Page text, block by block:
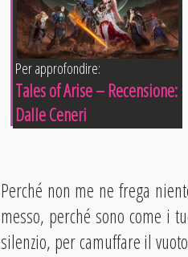
Per approfondire:
Tales of Arise – Recensione:
Dalle Ceneri
Perché non me ne frega
messo, perché sono come i
silenzio, per camuffare il